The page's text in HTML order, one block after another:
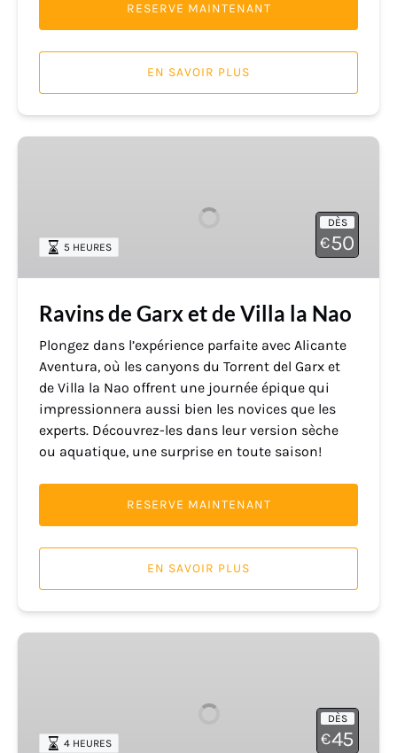
RESERVE MAINTENANT
EN SAVOIR PLUS
Ravins
Villa
la
DÈS
€50
5 HEURES
Ravins de Garx et de Villa la Nao
Plongez dans l’expérience parfaite avec Alicante
Aventura, où les canyons du Torrent del Garx et
de Villa la Nao offrent une journée épique qui
impressionnera aussi bien les novices que les
experts. Découvrez-les dans leur version sèche
ou aquatique, une surprise en toute saison!
RESERVE MAINTENANT
EN SAVOIR PLUS
Ravin
DÈS
€45
4 HEURES